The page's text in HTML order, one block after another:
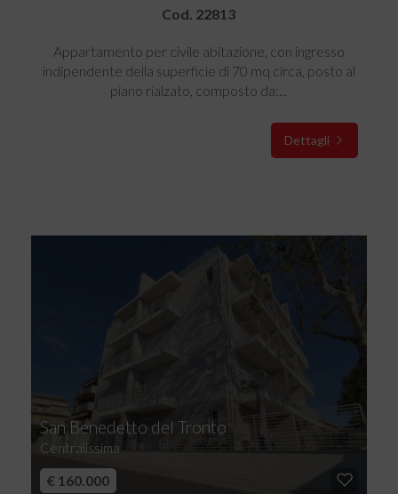
Cod. 22813
Appartamento per civile abitazione, con ingresso
indipendente della superficie di 70 mq circa, posto al
piano rialzato, composto da:...
Dettagli
San Benedetto del Tronto
Centralissima
€ 160.000